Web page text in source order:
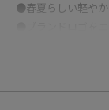
●春夏らしい軽や
●スタイルに合わ